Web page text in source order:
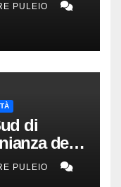
PULEIO
di
del
PULEIO